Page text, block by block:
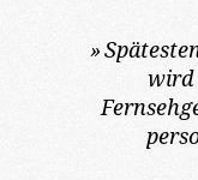
»
wird